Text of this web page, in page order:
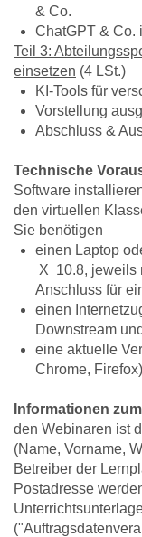
& Co.
ChatGPT & Co.
Teil 3:
einsetzen (4 LSt.)
KI-Tools für
Vorstellung
Abschluss &
Technische
Software
den virtuellen
Sie benötigen
einen Laptop
X 10.8, jeweils
Anschluss für
einen
Downstream
eine aktuelle
Chrome,
Informationen
den Webinaren ist
(Name, Vorname,
Betreiber der
Postadresse